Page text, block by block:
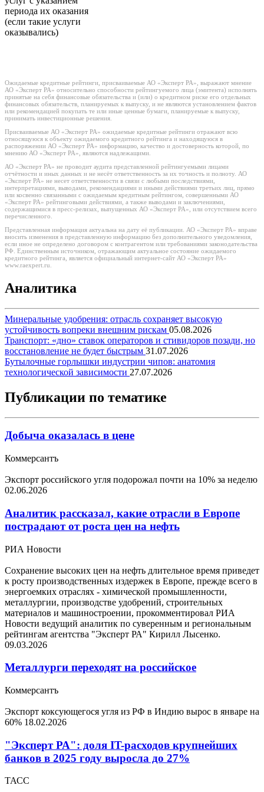
периода их оказания
(если такие услуги
оказывались)
Ожидаемые кредитные рейтинги, присваиваемые АО «Эксперт РА», выражают мнение
АО «Эксперт РА» относительно способности рейтингуемого лица (эмитента) исполнять
принятые на себя финансовые обязательства и (или) о кредитном риске его отдельных
финансовых обязательств, планируемых к выпуску, и не являются установлением фактов
или рекомендацией покупать те или иные ценные бумаги, планируемые к выпуску,
принимать инвестиционные решения.
Присваиваемые АО «Эксперт РА» ожидаемые кредитные рейтинги отражают всю
относящуюся к объекту ожидаемого кредитного рейтинга и находящуюся в
распоряжении АО «Эксперт РА» информацию, качество и достоверность которой, по
мнению АО «Эксперт РА», являются надлежащими.
АО «Эксперт РА» не проводит аудита представленной рейтингуемыми лицами
отчётности и иных данных и не несёт ответственность за их точность и полноту. АО
«Эксперт РА» не несет ответственности в связи с любыми последствиями,
интерпретациями, выводами, рекомендациями и иными действиями третьих лиц, прямо
или косвенно связанными с ожидаемым кредитным рейтингом, совершенными АО
«Эксперт РА» рейтинговыми действиями, а также выводами и заключениями,
содержащимися в пресс-релизах, выпущенных АО «Эксперт РА», или отсутствием всего
перечисленного.
Представленная информация актуальна на дату её публикации. АО «Эксперт РА» вправе
вносить изменения в представленную информацию без дополнительного уведомления,
если иное не определено договором с контрагентом или требованиями законодательства
РФ. Единственным источником, отражающим актуальное состояние ожидаемого
кредитного рейтинга, является официальный интернет-сайт АО «Эксперт РА»
www.raexpert.ru.
Аналитика
Минеральные удобрения: отрасль сохраняет высокую
устойчивость вопреки внешним рискам 05.08.2026
Транспорт: «дно» ставок операторов и стивидоров позади, но
восстановление не будет быстрым 31.07.2026
Бутылочные горлышки индустрии чипов: анатомия
технологической зависимости 27.07.2026
Публикации по тематике
Добыча оказалась в цене
Коммерсантъ
Экспорт российского угля подорожал почти на 10% за неделю
02.06.2026
Аналитик рассказал, какие отрасли в Европе
пострадают от роста цен на нефть
РИА Новости
Сохранение высоких цен на нефть длительное время приведет
к росту производственных издержек в Европе, прежде всего в
энергоемких отраслях - химической промышленности,
металлургии, производстве удобрений, строительных
материалов и машиностроении, прокомментировал РИА
Новости ведущий аналитик по суверенным и региональным
рейтингам агентства "Эксперт РА" Кирилл Лысенко.
09.03.2026
Металлурги переходят на российское
Коммерсантъ
Экспорт коксующегося угля из РФ в Индию вырос в январе на
60% 18.02.2026
"Эксперт РА": доля IT-расходов крупнейших
банков в 2025 году выросла до 27%
ТАСС